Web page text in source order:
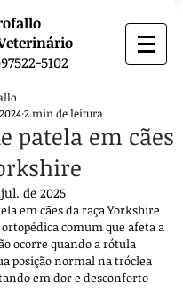
5102
patela em cães
2 min de leitura
de 2025
em cães da raça Yorkshire
comum que afeta a
ocorre quando a rótula
posição normal na tróclea
em dor e desconforto